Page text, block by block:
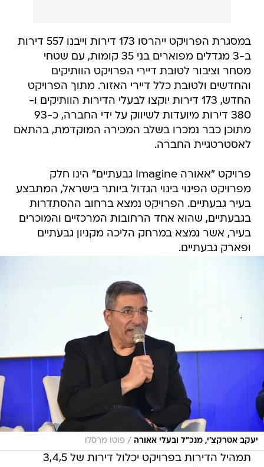
במסגרת הפרויקט ייהרסו 173 דירות וייבנו 557 דירות
ב-3 מגדלים מפוארים בני 35 קומות, עם שטחי
מסחר וציבור לטובת דיירי הפרויקט הוותיקים
והחדשים ולטובת כלל דיירי האזור. מתוך הפרויקט
החדש, 173 דירות יוקצו לבעלי הדירות הוותיקים ו-
380 דירות מיועדות לשיווק על ידי החברה, כ-93
מתוכן כבר נמכרו בשלב המכירה המוקדמת, בהתאם
לאסטרטגיית החברה.
פרויקט "אאורה Imagine גבעתיים" הינו חלק
מפרויקט הפינוי בינוי הגדול ביותר בישראל, המתבצע
בעיר גבעתיים. הפרויקט נמצא ברחוב ההסתדרות
בגבעתיים, שהוא אחד הרחובות המרכזיים והמוכרים
בעיר, אשר נמצא במרחק הליכה מקניון גבעתיים
ופארק גבעתיים.
יעקב אטרקצ'י, מנכ"ל ובעלי אאורה / פוטו מרסלו
תמהיל הדירות בפרויקט יכלול דירות של 3,4,5